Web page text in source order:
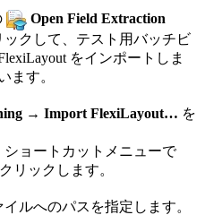
Open Field Extraction
ックして、テスト用バッチビ
をインポートしま
ます。
→ Import FlexiLayout… を
ョートカットメニューで
リックします。
イルへのパスを指定します。